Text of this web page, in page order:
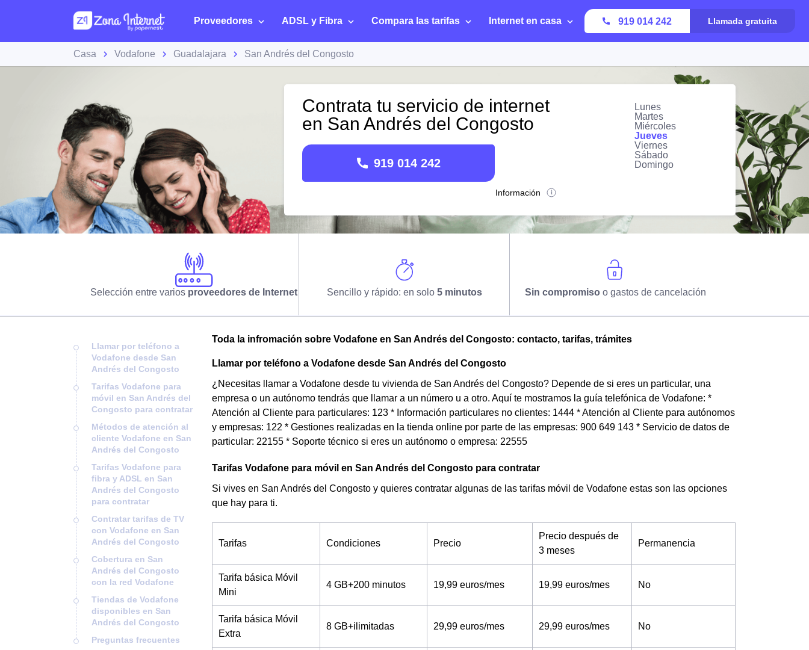
Proveedores ADSL y Fibra Compara las tarifas Internet en casa 919 014 242 Llamada gratuita
Casa Vodafone Guadalajara San Andrés del Congosto
Contrata tu servicio de internet
en San Andrés del Congosto
919 014 242
Información
Lunes
Martes
Miércoles
Jueves
Viernes
Sábado
Domingo
Selección entre varios proveedores de Internet Sencillo y rápido: en solo 5 minutos Sin compromiso o gastos de cancelación
Llamar por teléfono a
Vodafone desde San
Andrés del Congosto
Tarifas Vodafone para
móvil en San Andrés del
Congosto para contratar
Métodos de atención al
cliente Vodafone en San
Andrés del Congosto
Tarifas Vodafone para
fibra y ADSL en San
Andrés del Congosto
para contratar
Contratar tarifas de TV
con Vodafone en San
Andrés del Congosto
Cobertura en San
Andrés del Congosto
con la red Vodafone
Tiendas de Vodafone
disponibles en San
Andrés del Congosto
Preguntas frecuentes
Toda la infromación sobre Vodafone en San Andrés del Congosto: contacto, tarifas, trámites
Llamar por teléfono a Vodafone desde San Andrés del Congosto
¿Necesitas llamar a Vodafone desde tu vivienda de San Andrés del Congosto? Depende de si eres un particular, una
empresa o un autónomo tendrás que llamar a un número u a otro. Aquí te mostramos la guía telefónica de Vodafone: *
Atención al Cliente para particulares: 123 * Información particulares no clientes: 1444 * Atención al Cliente para autónomos
y empresas: 122 * Gestiones realizadas en la tienda online por parte de las empresas: 900 649 143 * Servicio de datos de
particular: 22155 * Soporte técnico si eres un autónomo o empresa: 22555
Tarifas Vodafone para móvil en San Andrés del Congosto para contratar
Si vives en San Andrés del Congosto y quieres contratar algunas de las tarifas móvil de Vodafone estas son las opciones
que hay para ti.
Tarifas Condiciones Precio
Precio después de
3 meses
Permanencia
Tarifa básica Móvil
Mini
4 GB+200 minutos 19,99 euros/mes 19,99 euros/mes No
Tarifa básica Móvil
Extra
8 GB+ilimitadas 29,99 euros/mes 29,99 euros/mes No